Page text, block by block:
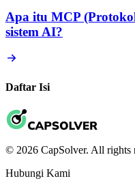
Apa itu MCP
sistem AI?
Daftar Isi
© 2026 CapSolver. All rights
Hubungi Kami